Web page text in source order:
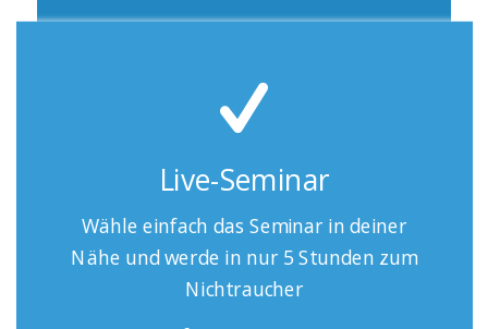
Live-Seminar
Wähle einfach das Seminar in deiner
Nähe und werde in nur 5 Stunden zum
Nichtraucher